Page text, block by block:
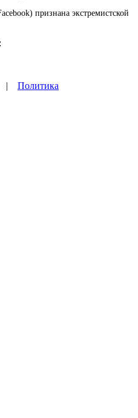
признана экстремистской
| Политика